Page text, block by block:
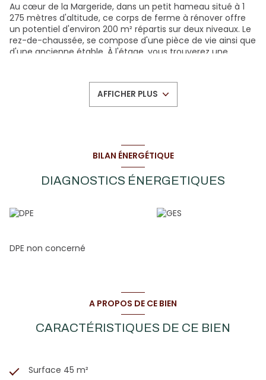
Au cœur de la Margeride, dans un petit hameau situé à 1
275 mètres d'altitude, ce corps de ferme à rénover offre
un potentiel d'environ 200 m² répartis sur deux niveaux. Le
rez-de-chaussée, se compose d'une pièce de vie ainsi que
d'une ancienne étable. À l'étage, vous trouverez une
offre de nombreuses possibilités d'aménagement.
L'ensemble est implanté sur une parcelle de 242 m². Un
cadre paisible et préservé, idéal pour créer une résidence
Zone soumise à une obligation légale de
Les informations sur les risques auxquels ce bien est
exposé sont disponibles sur le siteGéorisques
AFFICHER PLUS
BILAN ÉNERGÉTIQUE
DIAGNOSTICS ÉNERGETIQUES
DPE non concerné
A PROPOS DE CE BIEN
CARACTÉRISTIQUES DE CE BIEN
Surface 45 m²